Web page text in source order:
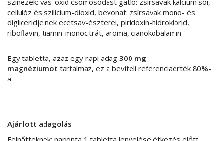
szinezék: vas-oxid csomósodást gátló: zsírsavak kalcium sói,
cellulóz és szilicium-dioxid, bevonat: zsírsavak mono- és
digliceridjeinek ecetsav-észterei, piridoxin-hidroklorid,
riboflavin, tiamin-monocitrát, aroma, cianokobalamin
Egy tabletta, azaz egy napi adag 300 mg
magnéziumot tartalmaz, ez a beviteli referenciaérték 80%-
a.
Ajánlott adagolás
Felnőtteknek: naponta 1 tabletta lenyelése étkezés előtt.